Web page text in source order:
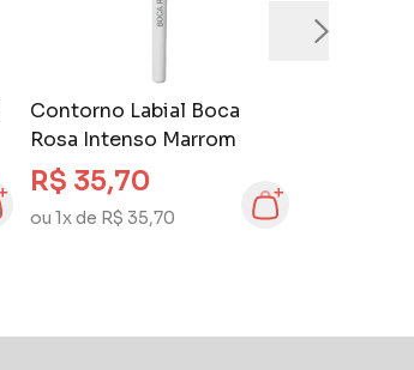
Contorno Labial Boca
Rosa Intenso Marrom
R$ 35,70
ou 1x de R$ 35,70